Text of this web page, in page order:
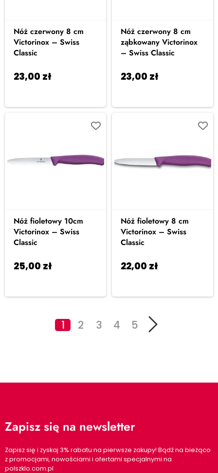
Nóż czerwony 8 cm
Victorinox – Swiss
Classic
23,00 zł
Nóż czerwony 8 cm
ząbkowany Victorinox
– Swiss Classic
23,00 zł
Nóż fioletowy 10cm
Victorinox – Swiss
Classic
25,00 zł
Nóż fioletowy 8 cm
Victorinox – Swiss
Classic
22,00 zł
1 2 3 4 5
Zapisz się na newsletter
Zapisz się i zyskaj 3% rabatu na pierwsze zakupy! Bądź na bieżąco
z promocjami, nowościami i ofertami specjalnymi na
polszklo.com.pl